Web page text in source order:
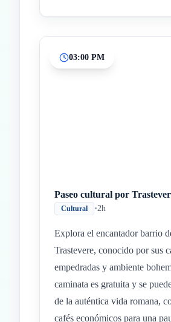
03:00 PM
Paseo cultural por
Cultural •2h
Explora el encantador barrio
Trastevere, conocido por sus
empedradas y ambiente
caminata es gratuita y se
de la auténtica vida romana,
cafés económicos para una